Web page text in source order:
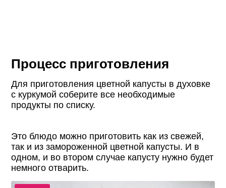
Процесс приготовления
Для приготовления цветной капусты в духовке
с куркумой соберите все необходимые
продукты по списку.
Это блюдо можно приготовить как из свежей,
так и из замороженной цветной капусты. И в
одном, и во втором случае капусту нужно будет
немного отварить.